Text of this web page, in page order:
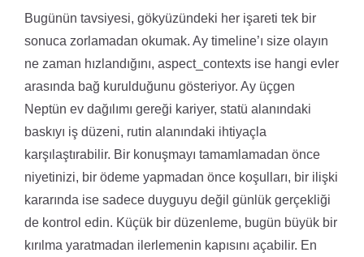
Bugünün tavsiyesi, gökyüzündeki her işareti tek bir
sonuca zorlamadan okumak. Ay timeline’ı size olayın
ne zaman hızlandığını, aspect_contexts ise hangi evler
arasında bağ kurulduğunu gösteriyor. Ay üçgen
Neptün ev dağılımı gereği kariyer, statü alanındaki
baskıyı iş düzeni, rutin alanındaki ihtiyaçla
karşılaştırabilir. Bir konuşmayı tamamlamadan önce
niyetinizi, bir ödeme yapmadan önce koşulları, bir ilişki
kararında ise sadece duyguyu değil günlük gerçekliği
de kontrol edin. Küçük bir düzenleme, bugün büyük bir
kırılma yaratmadan ilerlemenin kapısını açabilir. En